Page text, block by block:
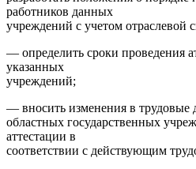
работников данных
учреждений с учетом отраслевой
— определить сроки проведения
указанных
учреждений;
— вносить изменения в трудовые
областных государственных
аттестации в
соответствии с действующим